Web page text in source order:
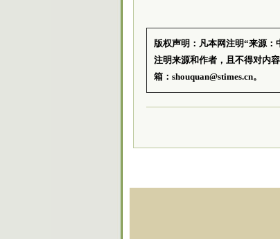
版权声明：凡本网注明“来源
注明来源和作者，且不得对内
箱：shouquan@stimes.cn。